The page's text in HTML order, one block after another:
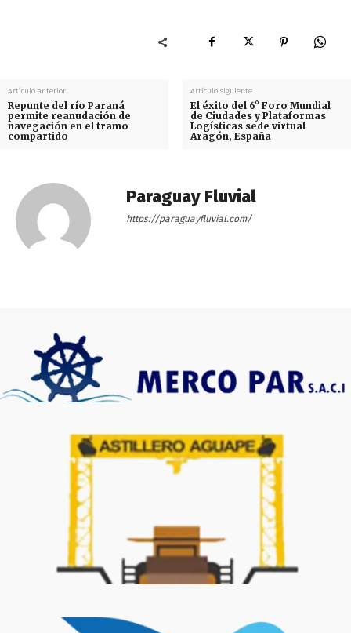
Artículo anterior
Repunte del río Paraná
permite reanudación de
navegación en el tramo
compartido
Artículo siguiente
El éxito del 6° Foro Mundial
de Ciudades y Plataformas
Logísticas sede virtual
Aragón, España
Paraguay Fluvial
https://paraguayfluvial.com/